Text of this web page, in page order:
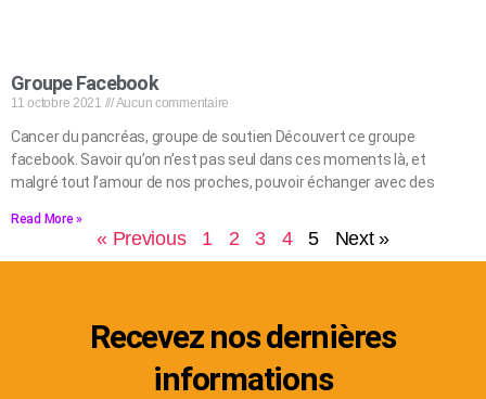
Groupe Facebook
11 octobre 2021 Aucun commentaire
Cancer du pancréas, groupe de soutien Découvert ce groupe
facebook. Savoir qu’on n’est pas seul dans ces moments là, et
malgré tout l’amour de nos proches, pouvoir échanger avec des
Read More »
« Previous 1 2 3 4 5 Next »
Recevez nos dernières
informations